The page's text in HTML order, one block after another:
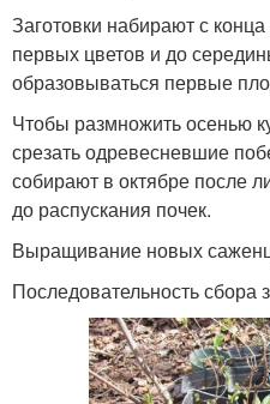
Заготовки набирают с
первых цветов и до
образовываться первые
Чтобы размножить осенью
срезать одревесневшие
собирают в октябре после
до распускания почек.
Выращивание новых
Последовательность сбора